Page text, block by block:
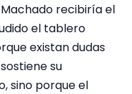
recibiría el
el tablero
existan dudas
su
sino porque el